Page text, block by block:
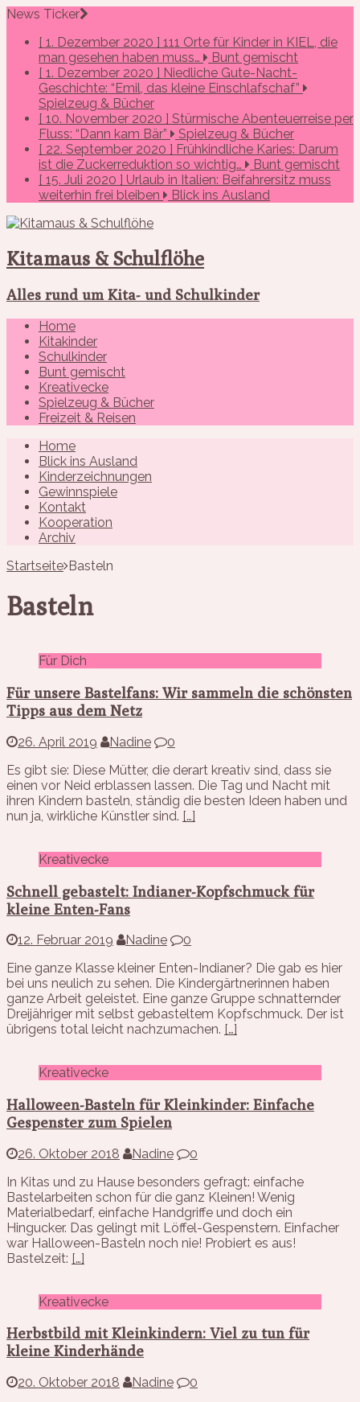
News Ticker
[ 1. Dezember 2020 ] 111 Orte für Kinder in KIEL, die
man gesehen haben muss…
Bunt gemischt
[ 1. Dezember 2020 ] Niedliche Gute-Nacht-
Geschichte: “Emil, das kleine Einschlafschaf”
Spielzeug & Bücher
[ 10. November 2020 ] Stürmische Abenteuerreise per
Fluss: “Dann kam Bär”
Spielzeug & Bücher
[ 22. September 2020 ] Frühkindliche Karies: Darum
ist die Zuckerreduktion so wichtig…
Bunt gemischt
[ 15. Juli 2020 ] Urlaub in Italien: Beifahrersitz muss
weiterhin frei bleiben
Blick ins Ausland
Kitamaus & Schulflöhe
Alles rund um Kita- und Schulkinder
Home
Kitakinder
Schulkinder
Bunt gemischt
Kreativecke
Spielzeug & Bücher
Freizeit & Reisen
Home
Blick ins Ausland
Kinderzeichnungen
Gewinnspiele
Kontakt
Kooperation
Archiv
Startseite Basteln
Basteln
Für Dich
Für unsere Bastelfans: Wir sammeln die schönsten
Tipps aus dem Netz
26. April 2019 Nadine
0
Es gibt sie: Diese Mütter, die derart kreativ sind, dass sie
einen vor Neid erblassen lassen. Die Tag und Nacht mit
ihren Kindern basteln, ständig die besten Ideen haben und
nun ja, wirkliche Künstler sind. […]
Kreativecke
Schnell gebastelt: Indianer-Kopfschmuck für
kleine Enten-Fans
12. Februar 2019 Nadine
0
Eine ganze Klasse kleiner Enten-Indianer? Die gab es hier
bei uns neulich zu sehen. Die Kindergärtnerinnen haben
ganze Arbeit geleistet. Eine ganze Gruppe schnatternder
Dreijähriger mit selbst gebasteltem Kopfschmuck. Der ist
übrigens total leicht nachzumachen. […]
Kreativecke
Halloween-Basteln für Kleinkinder: Einfache
Gespenster zum Spielen
26. Oktober 2018 Nadine
0
In Kitas und zu Hause besonders gefragt: einfache
Bastelarbeiten schon für die ganz Kleinen! Wenig
Materialbedarf, einfache Handgriffe und doch ein
Hingucker. Das gelingt mit Löffel-Gespenstern. Einfacher
war Halloween-Basteln noch nie! Probiert es aus!
Bastelzeit: […]
Kreativecke
Herbstbild mit Kleinkindern: Viel zu tun für
kleine Kinderhände
20. Oktober 2018 Nadine
0